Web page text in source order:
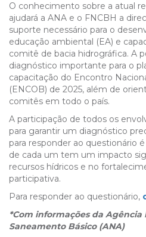
O conhecimento sobre a atual
ajudará a ANA e o FNCBH a
suporte necessário para o
educação ambiental (EA) e
comitê de bacia hidrográfica. A
diagnóstico importante para o
capacitação do Encontro
(ENCOB) de 2025, além de
comitês em todo o país.
A participação de todos os
para garantir um diagnóstico
para responder ao questionário
de cada um tem um impacto
recursos hídricos e no
participativa.
Para responder ao questionário,
*Com informações da Agência
Saneamento Básico (ANA)